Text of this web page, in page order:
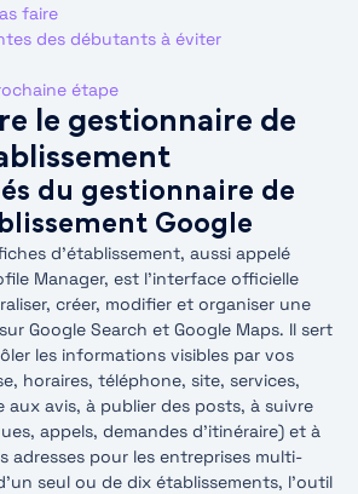
faire
des débutants à éviter
étape
le gestionnaire de
du gestionnaire de
Google
d’établissement, aussi appelé
Manager, est l’interface officielle
créer, modifier et organiser une
Google Search et Google Maps. Il sert
les informations visibles par vos
horaires, téléphone, site, services,
avis, à publier des posts, à suivre
appels, demandes d’itinéraire) et à
adresses pour les entreprises multi-
seul ou de dix établissements, l’outil